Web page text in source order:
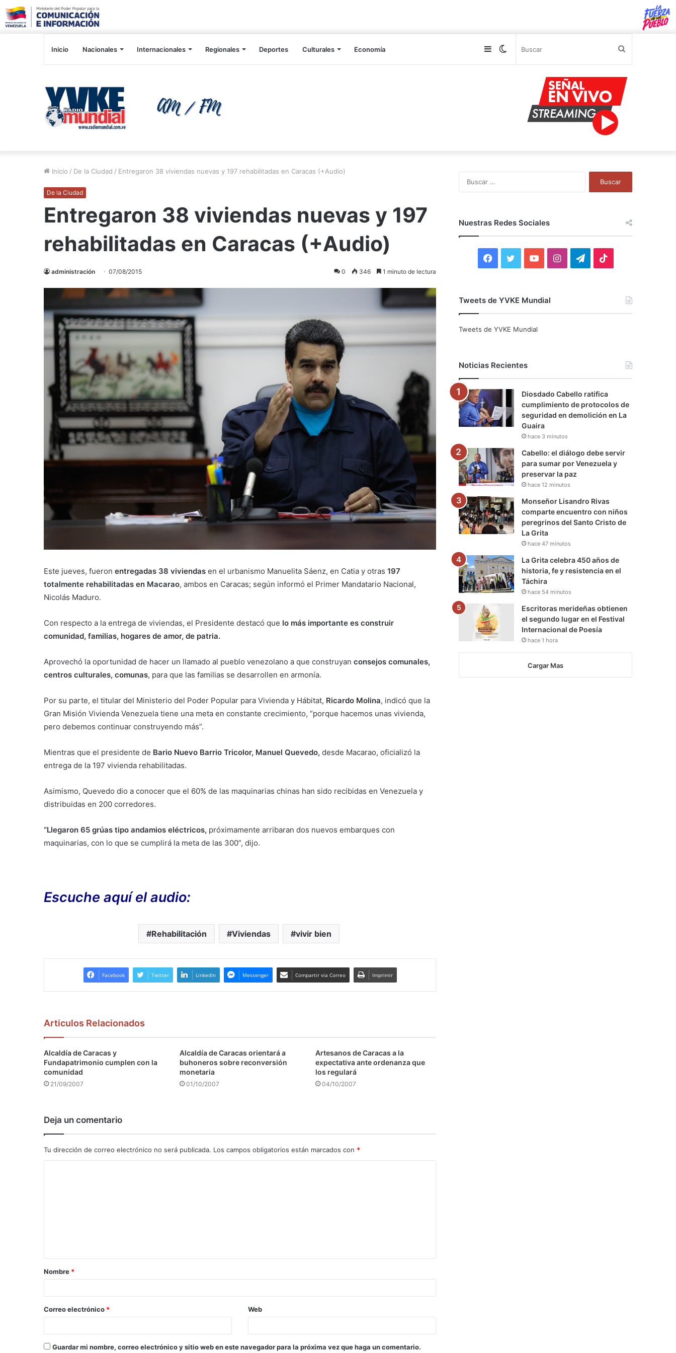
Inicio Nacionales Internacionales Regionales Deportes Culturales Economía Switch
Sidebar
Inicio / De la Ciudad / Entregaron 38 viviendas nuevas y 197 rehabilitadas en Caracas (+Audio)
De la Ciudad
Entregaron 38 viviendas nuevas y 197
rehabilitadas en Caracas (+Audio)
administración 07/08/2015 0 346 1 minuto de lectura
Este jueves, fueron entregadas 38 viviendas en el urbanismo Manuelita Sáenz, en Catia y otras 197
totalmente rehabilitadas en Macarao, ambos en Caracas; según informó el Primer Mandatario Nacional,
Nicolás Maduro.
Con respecto a la entrega de viviendas, el Presidente destacó que lo más importante es construir
comunidad, familias, hogares de amor, de patria.
Aprovechó la oportunidad de hacer un llamado al pueblo venezolano a que construyan consejos comunales,
centros culturales, comunas, para que las familias se desarrollen en armonía.
Por su parte, el titular del Ministerio del Poder Popular para Vivienda y Hábitat, Ricardo Molina, indicó que la
Gran Misión Vivienda Venezuela tiene una meta en constante crecimiento, “porque hacemos unas vivienda,
pero debemos continuar construyendo más”.
Mientras que el presidente de Bario Nuevo Barrio Tricolor, Manuel Quevedo, desde Macarao, oficializó la
entrega de la 197 vivienda rehabilitadas.
Asimismo, Quevedo dio a conocer que el 60% de las maquinarias chinas han sido recibidas en Venezuela y
distribuidas en 200 corredores.
“Llegaron 65 grúas tipo andamios eléctricos, próximamente arribaran dos nuevos embarques con
maquinarias, con lo que se cumplirá la meta de las 300”, dijo.
Escuche aquí el audio:
Rehabilitación Viviendas vivir bien
Facebook Twitter LinkedIn Messenger Compartir via Correo Imprimir
Articulos Relacionados
Alcaldía de Caracas y
Fundapatrimonio cumplen con la
comunidad
21/09/2007
Alcaldía de Caracas orientará a
buhoneros sobre reconversión
monetaria
01/10/2007
Artesanos de Caracas a la
expectativa ante ordenanza que
los regulará
04/10/2007
Deja un comentario
Tu dirección de correo electrónico no será publicada. Los campos obligatorios están marcados con *
a
r
*
Nombre *
Correo electrónico * Web
Guardar mi nombre, correo electrónico y sitio web en este navegador para la próxima vez que haga un comentario.
Nuestras Redes Sociales
F
c
o
k
i
r
Y
u
e
I
r
a
m
T
a
m
Tweets de YVKE Mundial
Tweets de YVKE Mundial
Noticias Recientes
Diosdado Cabello ratifica
cumplimiento de protocolos de
seguridad en demolición en La
Guaira
hace 3 minutos
Cabello: el diálogo debe servir
para sumar por Venezuela y
preservar la paz
hace 12 minutos
Monseñor Lisandro Rivas
comparte encuentro con niños
peregrinos del Santo Cristo de
La Grita
hace 47 minutos
La Grita celebra 450 años de
historia, fe y resistencia en el
Táchira
hace 54 minutos
Escritoras merideñas obtienen
el segundo lugar en el Festival
Internacional de Poesía
hace 1 hora
Cargar Mas